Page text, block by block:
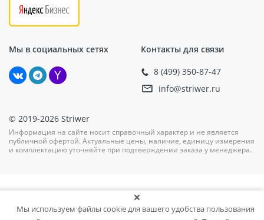
Мы в социальных сетях Контакты для связи
8 (499) 350-87-47
info@striwer.ru
© 2019-2026 Striwer
Информация на сайте носит справочный характер и не является
публичной офертой. Актуальные цены, наличие, единицу измерения
и комплектацию уточняйте при подтверждении заказа у менеджера.
Мы используем файлы cookie для вашего удобства пользования